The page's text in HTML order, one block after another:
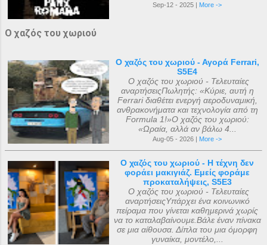
Sep-12 - 2025 | More ->
Ο χαζός του χωριού
Ο χαζός του χωριού - Αγορά Ferrari,
S5E4
Ο χαζός του χωριού - Τελευταίες
αναρτήσειςΠωλητής: «Κύριε, αυτή η
Ferrari διαθέτει ενεργή αεροδυναμική,
ανθρακονήματα και τεχνολογία από τη
Formula 1!»Ο χαζός του χωριού:
«Ωραία, αλλά αν βάλω 4...
Aug-05 - 2026 | More ->
Ο χαζός του χωριού - Η τέχνη δεν
φοράει μακιγιάζ. Εμείς φοράμε
προκαταλήψεις, S5E3
Ο χαζός του χωριού - Τελευταίες
αναρτήσειςΥπάρχει ένα κοινωνικό
πείραμα που γίνεται καθημερινά χωρίς
να το καταλαβαίνουμε.Βάλε έναν πίνακα
σε μια αίθουσα. Δίπλα του μια όμορφη
γυναίκα, μοντέλο,...